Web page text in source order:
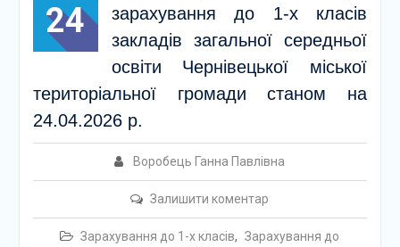
24
зарахування до 1-х класів
закладів загальної середньої
освіти Чернівецької міської
територіальної громади станом на
24.04.2026 р.
Воробець Ганна Павлівна
Залишити коментар
Зарахування до 1-х класів, Зарахування до